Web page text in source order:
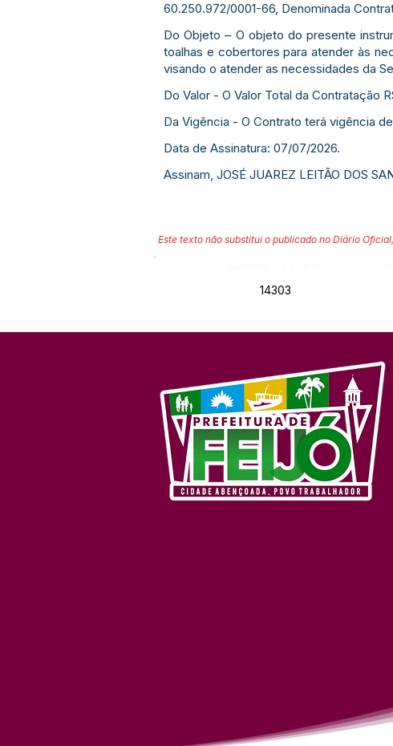
60.250.972/0001-66, Denominada
Do Objeto – O objeto do presente
toalhas e cobertores para atender às
visando o atender as necessidades da
Do Valor - O Valor Total da Contratação
Da Vigência - O Contrato terá vigência
Data de Assinatura: 07/07/2026.
Assinam, JOSÉ JUAREZ LEITÃO DOS
Este texto não substitui o publicado no Diário
14303